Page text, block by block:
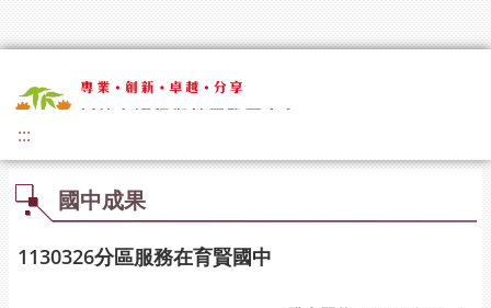
:::
國中成果
1130326分區服務在育賢國中